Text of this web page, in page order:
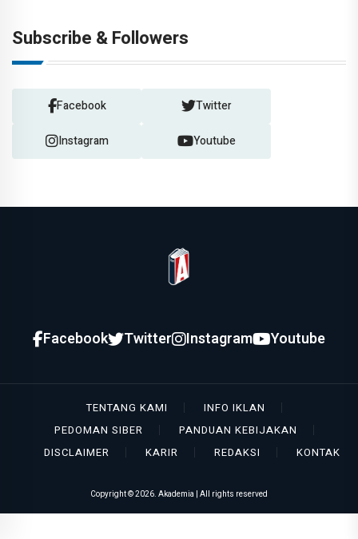
Subscribe & Followers
Facebook Twitter
Instagram Youtube
Facebook Twitter Instagram Youtube
TENTANG KAMI
INFO IKLAN
PEDOMAN SIBER
PANDUAN KEBIJAKAN
DISCLAIMER
KARIR REDAKSI KONTAK
Copyright ©2026. Akademia | All rights reserved